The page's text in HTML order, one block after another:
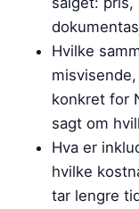
Hvilke
konkret for
sagt om
Hva er
hvilke
tar lengre